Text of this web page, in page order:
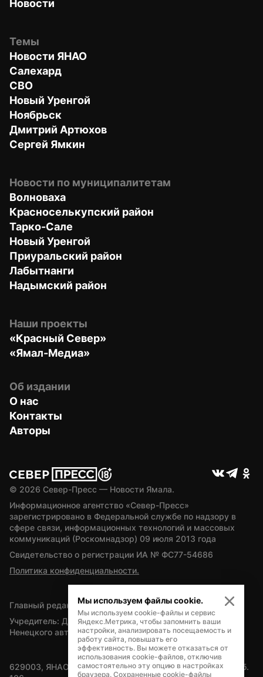
Новости
Темы
Новости ЯНАО
Салехард
СВО
Новый Уренгой
Ноябрьск
Дмитрий Артюхов
Сергей Ямкин
Новости по муниципалитетам
Волноваха
Красноселькупский район
Тарко-Сале
Новый Уренгой
Приуральский район
Лабытнанги
Надымский район
Наши проекты
«Красный Север»
«Ямал-Медиа»
Об издании
О нас
Контакты
Авторы
© 2026 Север-Пресс — Новости Ямала.
Информационное агентство «Север-Пресс»
зарегистрировано в Федеральной службе по надзору в
сфере связи, информационных технологий и массовых
коммуникаций (Роскомнадзор) 09 июля 2013 года
Свидетельство о регистрации ИА № ФС77-54686
Политика конфиденциальности.
Главный редактор — А.Л. Поздеев
Учредитель: Департамент внутренней политики Ямало-
Ненецкого автономного округа
629003, ЯНАО, Салехард, мкр. Богдана Кнунянца, д.1, каб.
Мы используем файлы cookie.
Мы используем cookie-файлы и сервис
Яндекс.Метрика, чтобы запомнить ваши
настройки, анализировать посещаемость и
работу сайта, повышать его
эффективность. Вы можете отказаться от
использования cookie-файлов, отключив
самостоятельно эту опцию в настройках
браузера. Сохраненные cookie-файлы